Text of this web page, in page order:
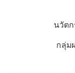
นวัต
กลุ่ม